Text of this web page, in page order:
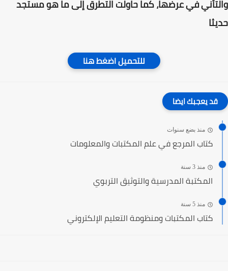
والتأني في عرضها، كما حاولت التطرق إلى ما هو مستجد
حديثا
للتحميل اضغط هنا
قد يعجبك ايضا
منذ بضع سنوات
كتاب المرجع في علم المكتبات والمعلومات
منذ 3 سنة
المكتبة المدرسية والتوثيق التربوي
منذ 5 سنة
كتاب المكتبات ومنظومة التعليم الإلكتروني